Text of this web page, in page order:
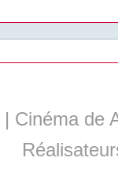
| Cinéma de